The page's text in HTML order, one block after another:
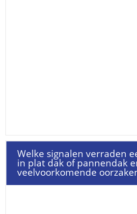
Welke signalen verraden
in plat dak of pannendak
veelvoorkomende